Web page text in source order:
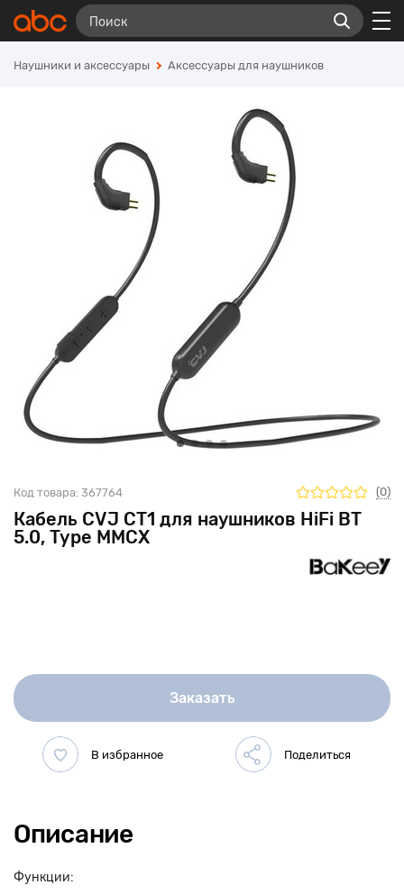
Наушники и аксессуары Аксессуары для наушников
Кабель CVJ CT1 для наушников HiFi BT
5.0, Type MMCX
Код товара: 367764 (0)
Заказать
Описание
Функции: